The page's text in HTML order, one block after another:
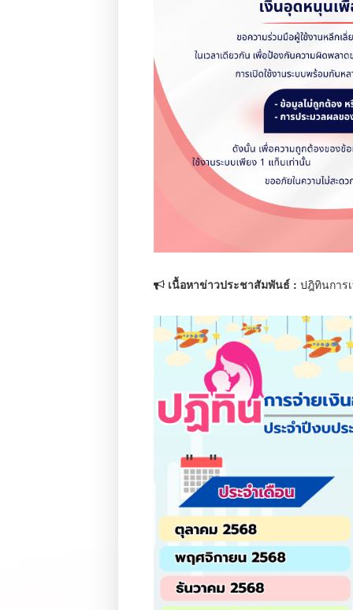
เนื้อหาข่าวประชาสัมพันธ์ : ปฎิทินการ